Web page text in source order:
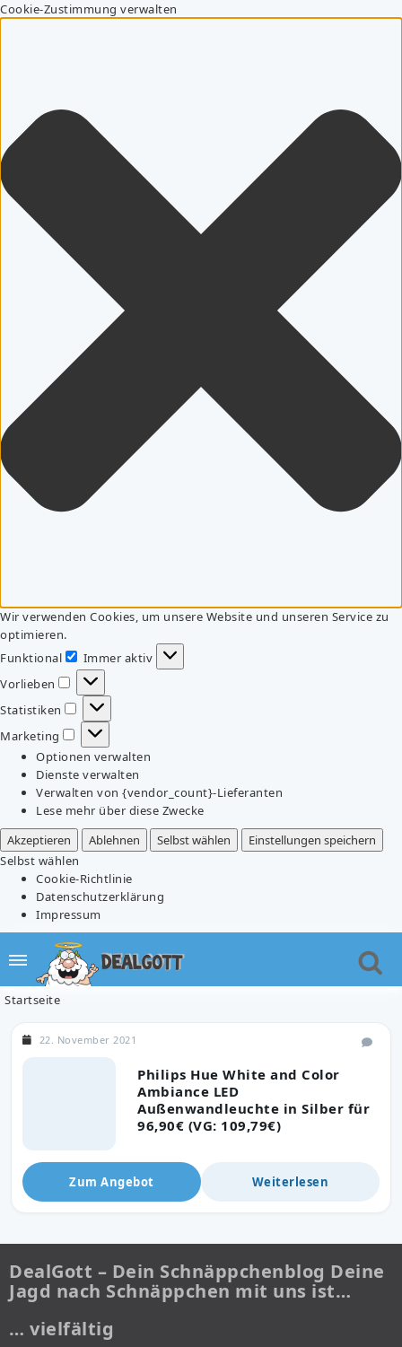
Cookie-Zustimmung verwalten
Wir verwenden Cookies, um unsere Website und unseren Service zu
optimieren.
Funktional
Funktional
Immer aktiv
Vorlieben
Vorlieben
Statistiken
Statistiken
Marketing
Marketing
Optionen verwalten
Dienste verwalten
Verwalten von {vendor_count}-Lieferanten
Lese mehr über diese Zwecke
Akzeptieren
Ablehnen Selbst wählen
Einstellungen speichern
Selbst wählen
Cookie-Richtlinie
Datenschutzerklärung
Impressum
Startseite
Philips Hue White and Color
Ambiance LED
Außenwandleuchte in Silber für
96,90€ (VG: 109,79€)
22. November 2021
Zum Angebot Weiterlesen
DealGott – Dein Schnäppchenblog Deine
Jagd nach Schnäppchen mit uns ist…
… vielfältig